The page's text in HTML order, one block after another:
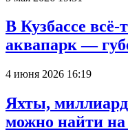
В Кузбассе
аквапарк —
4 июня 2026 16:19
Яхты,
можно найти